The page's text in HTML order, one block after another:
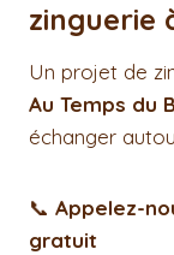
zinguerie
Un projet de
Au Temps du
échanger
📞 Appelez-
gratuit